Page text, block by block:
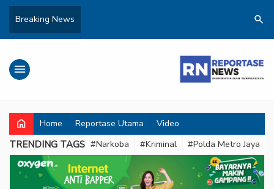
Breaking News search
menu
home Home Reportase Utama Video
TRENDING TAGS #Narkoba #Kriminal #Polda Metro Jaya